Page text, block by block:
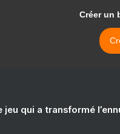
Créer un
jeu qui a transformé